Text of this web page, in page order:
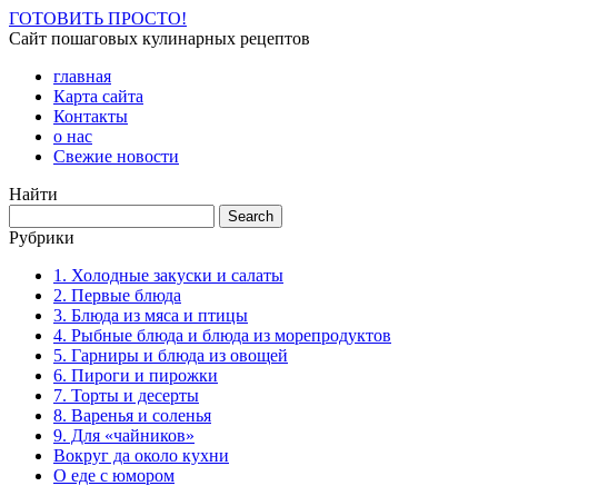
ГОТОВИТЬ ПРОСТО!
Сайт пошаговых кулинарных рецептов
главная
Карта сайта
Контакты
о нас
Свежие новости
Найти
Рубрики
1. Холодные закуски и салаты
2. Первые блюда
3. Блюда из мяса и птицы
4. Рыбные блюда и блюда из морепродуктов
5. Гарниры и блюда из овощей
6. Пироги и пирожки
7. Торты и десерты
8. Варенья и соленья
9. Для «чайников»
Вокруг да около кухни
О еде с юмором